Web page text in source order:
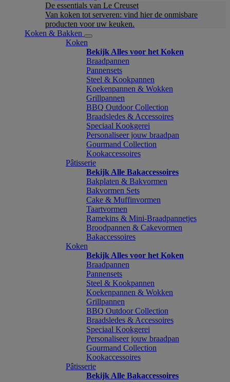
De essentials van Le Creuset
Van koken tot serveren: vind hier de onmisbare
producten voor uw keuken.
Koken & Bakken
Koken
Bekijk Alles voor het Koken
Braadpannen
Pannensets
Steel & Kookpannen
Koekenpannen & Wokken
Grillpannen
BBQ Outdoor Collection
Braadsledes & Accessoires
Speciaal Kookgerei
Personaliseer jouw braadpan
Gourmand Collection
Kookaccessoires
Pâtisserie
Bekijk Alle Bakaccessoires
Bakplaten & Bakvormen
Bakvormen Sets
Cake & Muffinvormen
Taartvormen
Ramekins & Mini-Braadpannetjes
Broodpannen & Cakevormen
Bakaccessoires
Koken
Bekijk Alles voor het Koken
Braadpannen
Pannensets
Steel & Kookpannen
Koekenpannen & Wokken
Grillpannen
BBQ Outdoor Collection
Braadsledes & Accessoires
Speciaal Kookgerei
Personaliseer jouw braadpan
Gourmand Collection
Kookaccessoires
Pâtisserie
Bekijk Alle Bakaccessoires